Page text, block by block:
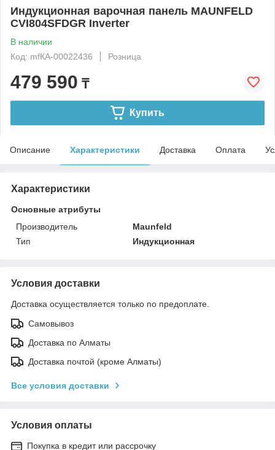
Индукционная варочная панель MAUNFELD
CVI804SFDGR Inverter
В наличии
Код: mfКА-00022436
Розница
479 590 ₸
Купить
Описание Характеристики Доставка Оплата
Характеристики
Основные атрибуты
Производитель
Maunfeld
Тип
Индукционная
Условия доставки
Доставка осуществляется только по предоплате.
Самовывоз
Доставка по Алматы
Доставка почтой (кроме Алматы)
Все условия доставки
Условия оплаты
Покупка в кредит или рассрочку